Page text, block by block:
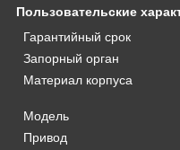
Пользовательские
Гарантийный срок
Запорный орган
Материал корпуса
Модель
Привод